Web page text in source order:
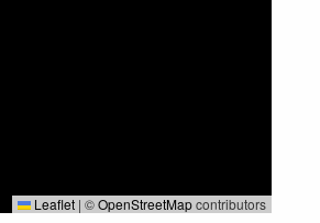
Leaflet | ©OpenStreetMapcontributors